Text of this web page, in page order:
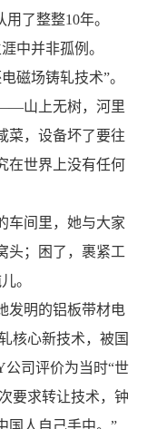
了整整10年。
中并非孤例。
磁场铸轧技术”。
山上无树，河里
菜，设备坏了要往
在世界上没有任何
车间里，她与大家
头；困了，裹紧工
。
发明的铝板带材电
核心新技术，被国
公司评价为当时“世
要求转让技术，钟
国人自己手中。”